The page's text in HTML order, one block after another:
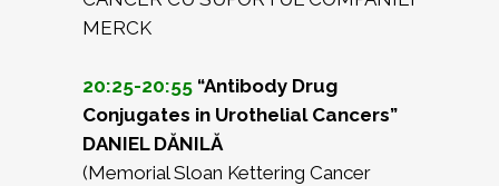
MERCK
20:25-20:55 “Antibody Drug
Conjugates in Urothelial Cancers”
DANIEL DĂNILĂ
(Memorial Sloan Kettering Cancer